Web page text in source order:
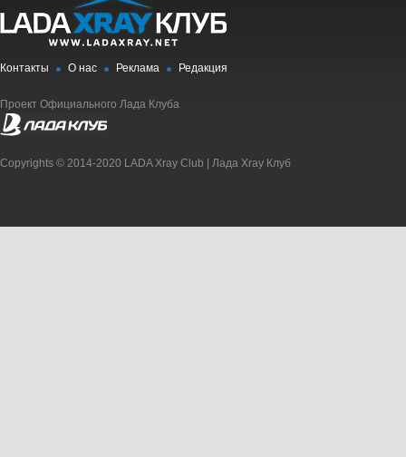
Контакты О нас Реклама Редакция
Проект Официального Лада Клуба
Copyrights © 2014-2020 LADA Xray Club | Лада Xray Клуб